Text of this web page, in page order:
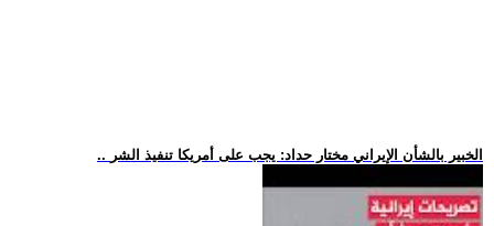
.. الخبير بالشأن الإيراني مختار حداد: يجب على أمريكا تنفيذ الشر